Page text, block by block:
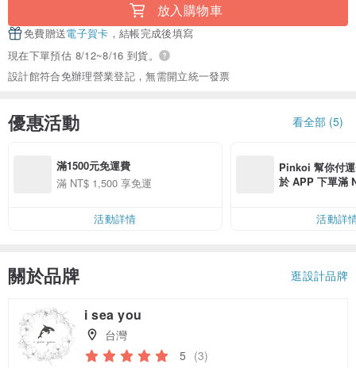
放入購物車
免費贈送電子賀卡 ，結帳完成後填寫
現在下單預估 8/12~8/16 到貨。
設計館符合免辦理營業登記，無需開立統一發票
優惠活動 看全部 (5)
滿1500元免運費
滿 NT$ 1,500 享免運
活動詳情
Pinkoi 幫你付
於 APP 下單滿
活動詳
關於品牌 逛設計品牌
i sea you
台灣
5 (3)